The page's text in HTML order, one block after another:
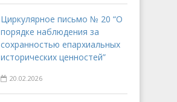
Циркулярное письмо № 20 “О
порядке наблюдения за
сохранностью епархиальных
исторических ценностей”
20.02.2026